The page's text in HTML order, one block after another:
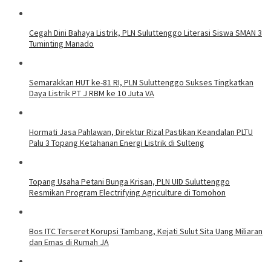
Cegah Dini Bahaya Listrik, PLN Suluttenggo Literasi Siswa SMAN 3
Tuminting Manado
Semarakkan HUT ke-81 RI, PLN Suluttenggo Sukses Tingkatkan
Daya Listrik PT J RBM ke 10 Juta VA
Hormati Jasa Pahlawan, Direktur Rizal Pastikan Keandalan PLTU
Palu 3 Topang Ketahanan Energi Listrik di Sulteng
Topang Usaha Petani Bunga Krisan, PLN UID Suluttenggo
Resmikan Program Electrifying Agriculture di Tomohon
Bos ITC Terseret Korupsi Tambang, Kejati Sulut Sita Uang Miliaran
dan Emas di Rumah JA